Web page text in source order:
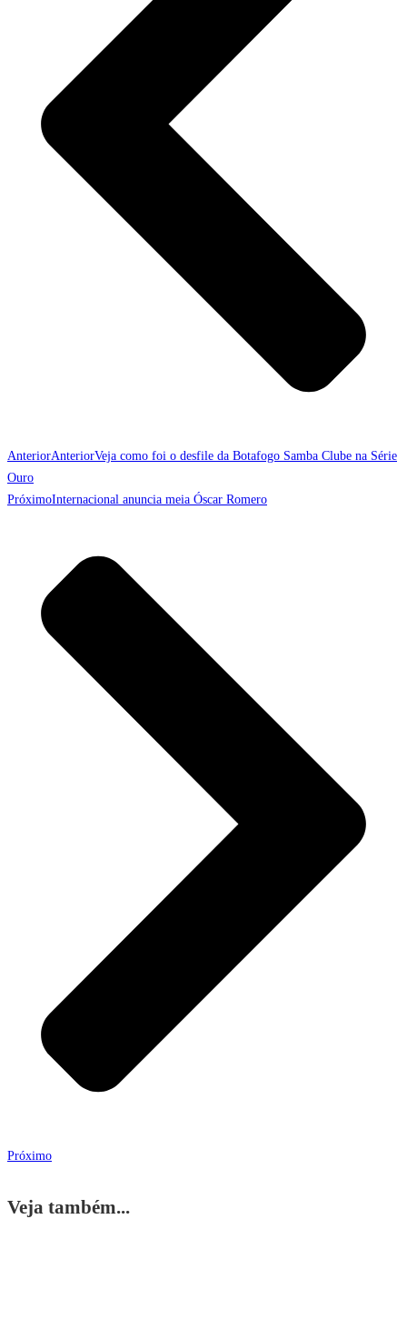
AnteriorAnteriorVeja como foi o desfile da Botafogo Samba Clube na Série
Ouro
PróximoInternacional anuncia meia Óscar Romero
Próximo
Veja também...